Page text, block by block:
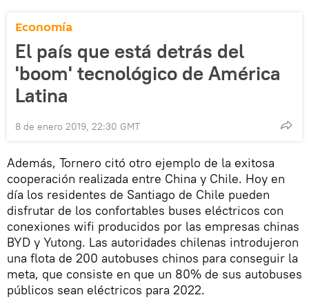
Economía
El país que está detrás del
'boom' tecnológico de América
Latina
8 de enero 2019, 22:30 GMT
Además, Tornero citó otro ejemplo de la exitosa
cooperación realizada entre China y Chile. Hoy en
día los residentes de Santiago de Chile pueden
disfrutar de los confortables buses eléctricos con
conexiones wifi producidos por las empresas chinas
BYD y Yutong. Las autoridades chilenas introdujeron
una flota de 200 autobuses chinos para conseguir la
meta, que consiste en que un 80% de sus autobuses
públicos sean eléctricos para 2022.